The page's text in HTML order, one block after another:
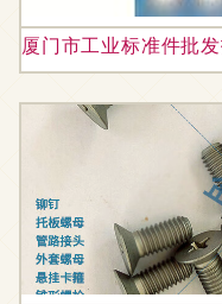
厦门市工业标准件批